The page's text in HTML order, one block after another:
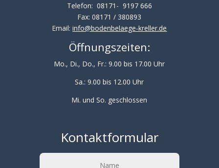
Telefon: 08171- 9197 666
Fax: 08171 / 380893
Email:info@bodenbelaege-kreller.de
Öffnungszeiten:
Mo., Di., Do., Fr.: 9.00 bis 17.00 Uhr
Sa.: 9.00 bis 12.00 Uhr
Mi. und So. geschlossen
Kontaktformular